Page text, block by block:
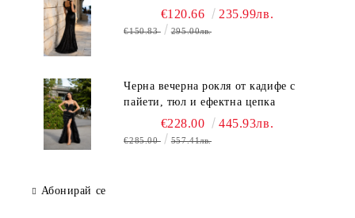
€120.66 235.99лв.
€150.83 295.00лв.
Черна вечерна рокля от кадифе с
пайети, тюл и ефектна цепка
€228.00 445.93лв.
€285.00 557.41лв.
Абонирай се